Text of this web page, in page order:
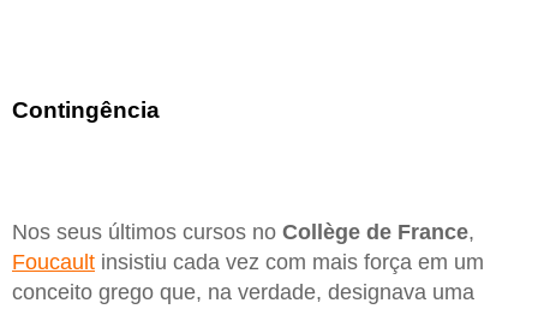
Contingência
Nos seus últimos cursos no Collège de France,
Foucault insistiu cada vez com mais força em um
conceito grego que, na verdade, designava uma